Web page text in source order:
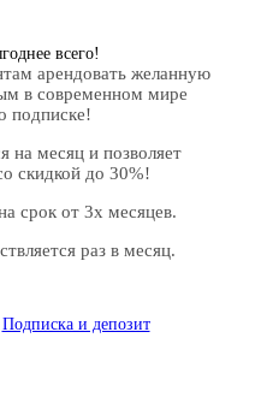
всего!
арендовать желанную
в современном мире
подписке!
на месяц и позволяет
скидкой до 30%!
срок от 3х месяцев.
раз в месяц.
Подписка и депозит